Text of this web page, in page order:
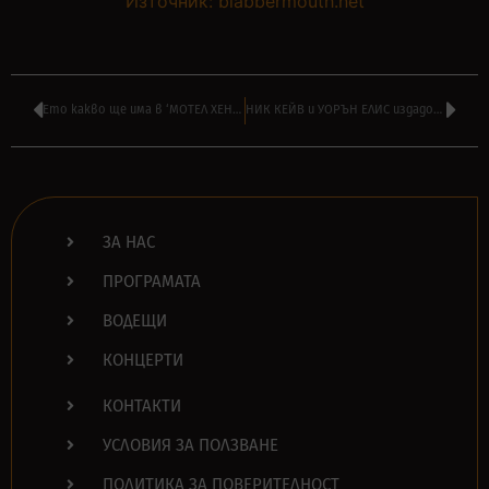
Ето какво ще има в ‘МОТЕЛ ХЕНТАЙ’ на НАСО РУСКОВ днес от 16:00 НИК КЕЙВ и УОРЪН ЕЛИС издадоха нов албум заедно – ‘Carnage’ – чуйте тук
ЗА НАС
ПРОГРАМАТА
ВОДЕЩИ
КОНЦЕРТИ
КОНТАКТИ
УСЛОВИЯ ЗА ПОЛЗВАНЕ
ПОЛИТИКА ЗА ПОВЕРИТЕЛНОСТ